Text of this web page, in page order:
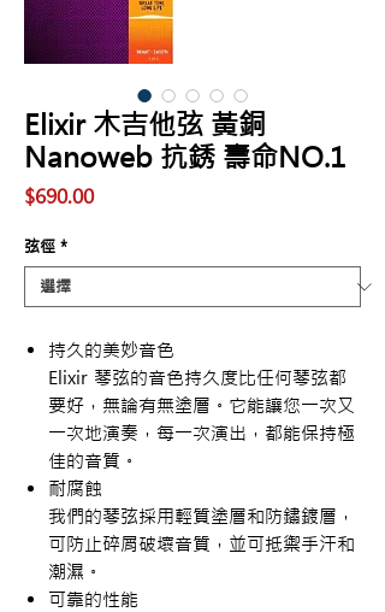
Elixir 木吉他弦 黃銅
Nanoweb 抗銹 壽命NO.1
$690.00價
弦徑 *
持久的美妙音色
Elixir 琴弦的音色持久度比任何琴弦都
要好，無論有無塗層。它能讓您一次又
一次地演奏，每一次演出，都能保持極
佳的音質。
耐腐蝕
我們的琴弦採用輕質塗層和防鏽鍍層，
可防止碎屑破壞音質，並可抵禦手汗和
潮濕。
可靠的性能